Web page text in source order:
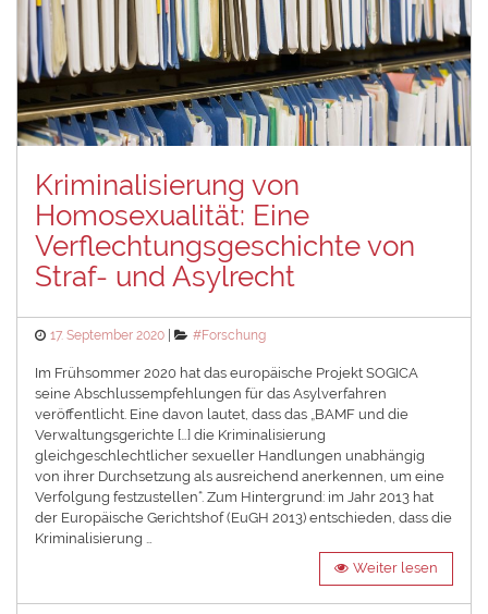
Kriminalisierung von
Homosexualität: Eine
Verflechtungsgeschichte von
Straf- und Asylrecht
Posted
17. September 2020 Categories
#Forschung
Im Frühsommer 2020 hat das europäische Projekt SOGICA
seine Abschlussempfehlungen für das Asylverfahren
veröffentlicht. Eine davon lautet, dass das „BAMF und die
Verwaltungsgerichte […] die Kriminalisierung
gleichgeschlechtlicher sexueller Handlungen unabhängig
von ihrer Durchsetzung als ausreichend anerkennen, um eine
Verfolgung festzustellen“. Zum Hintergrund: im Jahr 2013 hat
der Europäische Gerichtshof (EuGH 2013) entschieden, dass die
Kriminalisierung …
Weiter lesen